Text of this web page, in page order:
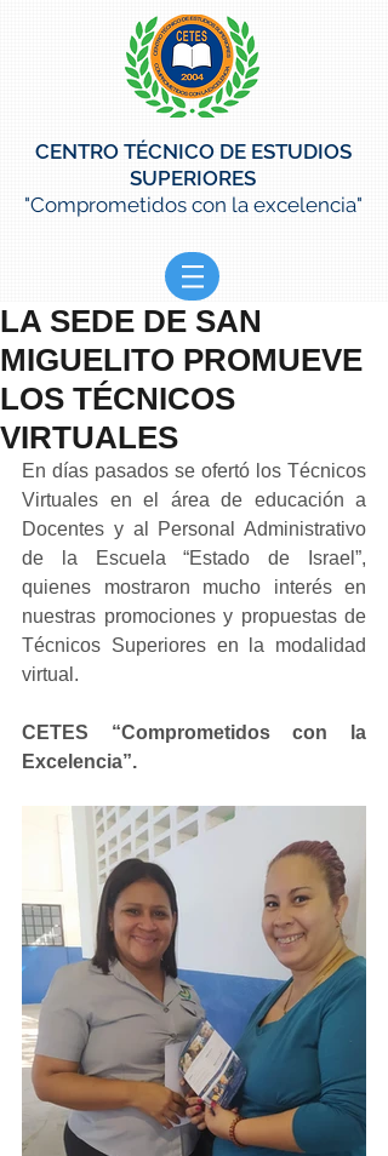
CENTRO TÉCNICO DE ESTUDIOS
SUPERIORES
"Comprometidos con la excelencia"
LA SEDE DE SAN
MIGUELITO PROMUEVE
LOS TÉCNICOS
VIRTUALES
En días pasados se ofertó los Técnicos
Virtuales en el área de educación a
Docentes y al Personal Administrativo
de la Escuela “Estado de Israel”,
quienes mostraron mucho interés en
nuestras promociones y propuestas de
Técnicos Superiores en la modalidad
virtual.
CETES “Comprometidos con la
Excelencia”.